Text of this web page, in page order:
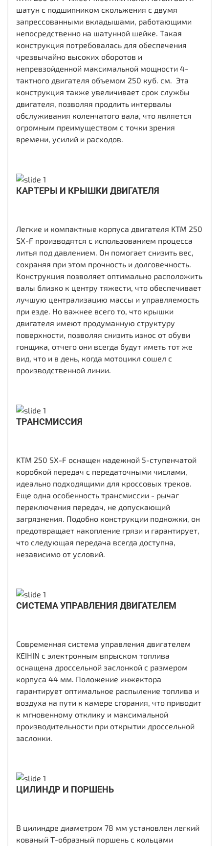
шатун с подшипником скольжения с двумя
запрессованными вкладышами, работающими
непосредственно на шатунной шейке. Такая
конструкция потребовалась для обеспечения
чрезвычайно высоких оборотов и
непревзойденной максимальной мощности 4-
тактного двигателя объемом 250 куб. см. Эта
конструкция также увеличивает срок службы
двигателя, позволяя продлить интервалы
обслуживания коленчатого вала, что является
огромным преимуществом с точки зрения
времени, усилий и расходов.
КАРТЕРЫ И КРЫШКИ ДВИГАТЕЛЯ
Легкие и компактные корпуса двигателя KTM 250
SX-F производятся с использованием процесса
литья под давлением. Он помогает снизить вес,
сохраняя при этом прочность и долговечность.
Конструкция позволяет оптимально расположить
валы близко к центру тяжести, что обеспечивает
лучшую централизацию массы и управляемость
при езде. Но важнее всего то, что крышки
двигателя имеют продуманную структуру
поверхности, позволяя снизить износ от обуви
гонщика, отчего они всегда будут иметь тот же
вид, что и в день, когда мотоцикл сошел с
производственной линии.
ТРАНСМИССИЯ
KTM 250 SX-F оснащен надежной 5-ступенчатой
коробкой передач с передаточными числами,
идеально подходящими для кроссовых треков.
Еще одна особенность трансмиссии - рычаг
переключения передач, не допускающий
загрязнения. Подобно конструкции подножки, он
предотвращает накопление грязи и гарантирует,
что следующая передача всегда доступна,
независимо от условий.
СИСТЕМА УПРАВЛЕНИЯ ДВИГАТЕЛЕМ
Современная система управления двигателем
KEIHIN с электронным впрыском топлива
оснащена дроссельной заслонкой с размером
корпуса 44 мм. Положение инжектора
гарантирует оптимальное распыление топлива и
воздуха на пути к камере сгорания, что приводит
к мгновенному отклику и максимальной
производительности при открытии дроссельной
заслонки.
ЦИЛИНДР И ПОРШЕНЬ
В цилиндре диаметром 78 мм установлен легкий
кованый Т-образный поршень с кольцами